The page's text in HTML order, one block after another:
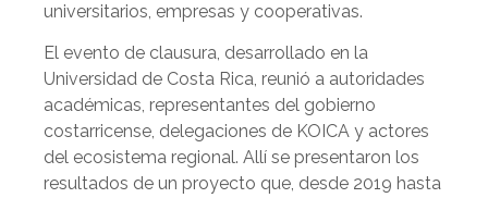
universitarios, empresas y cooperativas.
El evento de clausura, desarrollado en la
Universidad de Costa Rica, reunió a autoridades
académicas, representantes del gobierno
costarricense, delegaciones de KOICA y actores
del ecosistema regional. Allí se presentaron los
resultados de un proyecto que, desde 2019 hasta